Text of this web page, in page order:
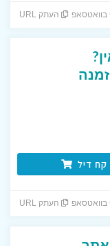
בוואטסאפ העתק URL
5% להזמנה
קח דיל
בוואטסאפ העתק URL